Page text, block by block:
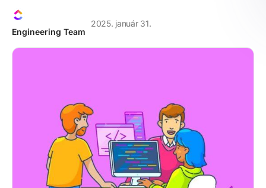
Engineering Team
2025. január 31.